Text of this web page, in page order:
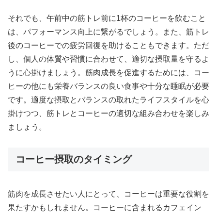
それでも、午前中の筋トレ前に1杯のコーヒーを飲むこと
は、パフォーマンス向上に繋がるでしょう。また、筋トレ
後のコーヒーでの疲労回復を助けることもできます。ただ
し、個人の体質や習慣に合わせて、適切な摂取量を守るよ
うに心掛けましょう。筋肉成長を促進するためには、コー
ヒーの他にも栄養バランスの良い食事や十分な睡眠が必要
です。適度な摂取とバランスの取れたライフスタイルを心
掛けつつ、筋トレとコーヒーの適切な組み合わせを楽しみ
ましょう。
コーヒー摂取のタイミング
筋肉を成長させたい人にとって、コーヒーは重要な役割を
果たすかもしれません。コーヒーに含まれるカフェイン